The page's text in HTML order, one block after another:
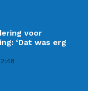
voor
‘Dat was erg